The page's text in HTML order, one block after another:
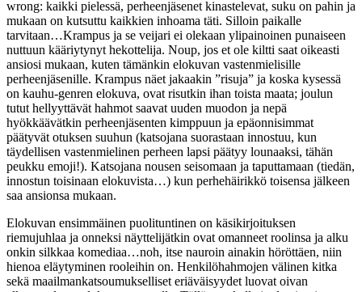
wrong: kaikki pielessä, perheenjäsenet kinastelevat, suku on pahin ja
mukaan on kutsuttu kaikkien inhoama täti. Silloin paikalle
tarvitaan…Krampus ja se veijari ei olekaan ylipainoinen punaiseen
nuttuun kääriytynyt hekottelija. Noup, jos et ole kiltti saat oikeasti
ansiosi mukaan, kuten tämänkin elokuvan vastenmielisille
perheenjäsenille. Krampus näet jakaakin ”risuja” ja koska kysessä
on kauhu-genren elokuva, ovat risutkin ihan toista maata; joulun
tutut hellyyttävät hahmot saavat uuden muodon ja nepä
hyökkäävätkin perheenjäsenten kimppuun ja epäonnisimmat
päätyvät otuksen suuhun (katsojana suorastaan innostuu, kun
täydellisen vastenmielinen perheen lapsi päätyy lounaaksi, tähän
peukku emoji!). Katsojana nousen seisomaan ja taputtamaan (tiedän,
innostun toisinaan elokuvista…) kun perhehäirikkö toisensa jälkeen
saa ansionsa mukaan.
Elokuvan ensimmäinen puolituntinen on käsikirjoituksen
riemujuhlaa ja onneksi näyttelijätkin ovat omanneet roolinsa ja alku
onkin silkkaa komediaa…noh, itse nauroin ainakin höröttäen, niin
hienoa eläytyminen rooleihin on. Henkilöhahmojen välinen kitka
sekä maailmankatsoumukselliset eriäväisyydet luovat oivan